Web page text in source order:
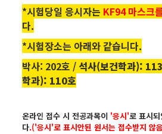
*시험당일 응시자는 KF94 마스크
다.
*시험장소는 아래와 같습니다.
박사: 202호 / 석사(보건학과):
학과): 110호
온라인 접수 시 전공과목이 '응시'로 표시
다.('응시'로 표시안된 원서는 접수